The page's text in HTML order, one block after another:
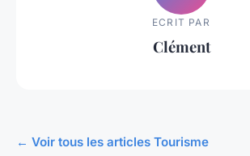
ECRIT PAR
Clément
← Voir tous les articles Tourisme